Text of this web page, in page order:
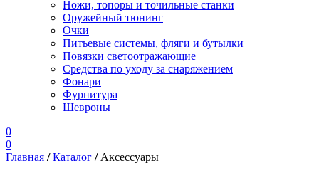
Ножи, топоры и точильные станки
Оружейный тюнинг
Очки
Питьевые системы, фляги и бутылки
Повязки светоотражающие
Средства по уходу за снаряжением
Фонари
Фурнитура
Шевроны
0
0
Главная / Каталог / Аксессуары